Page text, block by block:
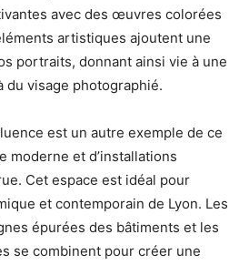
avec des œuvres colorées
artistiques ajoutent une
portraits, donnant ainsi vie à une
du visage photographié.
est un autre exemple de ce
moderne et d’installations
Cet espace est idéal pour
et contemporain de Lyon. Les
épurées des bâtiments et les
se combinent pour créer une